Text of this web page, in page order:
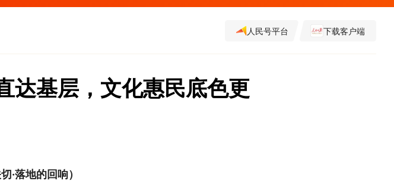
人民号平台 下载客户端
达基层，文化惠民底色更
·落地的回响）